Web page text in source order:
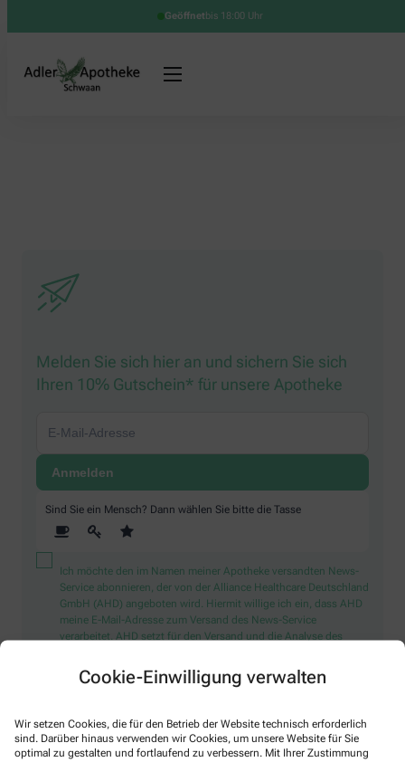
Cookie-Einwilligung verwalten
Wir setzen Cookies, die für den Betrieb der Website technisch erforderlich
sind. Darüber hinaus verwenden wir Cookies, um unsere Website für Sie
optimal zu gestalten und fortlaufend zu verbessern. Mit Ihrer Zustimmung
Geöffnetbis 18:00 Uhr
Melden Sie sich hier an und sichern Sie sich
Ihren 10% Gutschein* für unsere Apotheke
Sind Sie ein Mensch? Dann wählen Sie bitte die Tasse
Ich möchte den im Namen meiner Apotheke versandten News-
Service abonnieren, der von der Alliance Healthcare Deutschland
GmbH (AHD) angeboten wird. Hiermit willige ich ein, dass AHD
meine E-Mail-Adresse zum Versand des News-Service
verarbeitet. AHD setzt für den Versand und die Analyse des
kann jederzeit für die Zukunft widerrufen werden (z.B. über den
Abmelde-Link in jedem Newsletter). Die sonstigen
Datenverarbeitung finden sich in der Datenschutzerklärung